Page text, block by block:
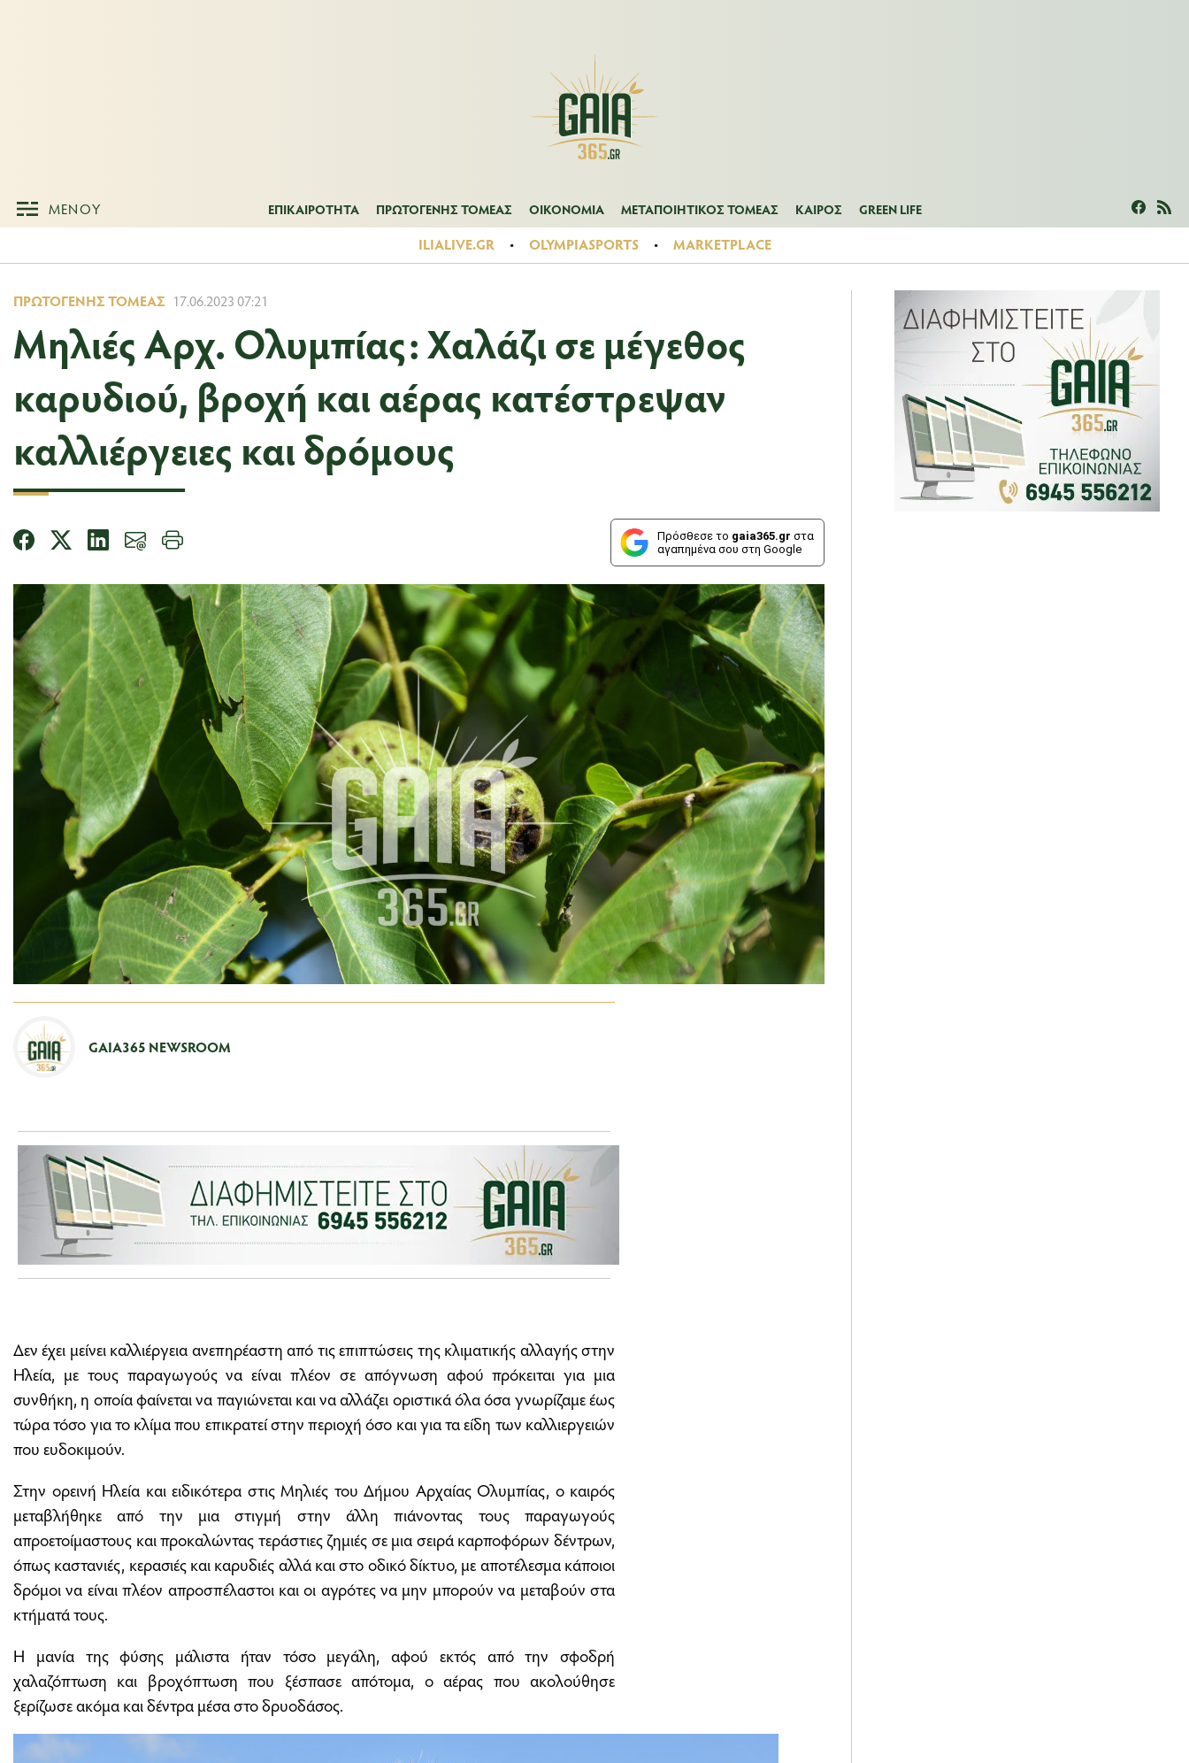
ΜΕΝΟΥ ΕΠΙΚΑΙΡΟΤΗΤΑ ΠΡΩΤΟΓΕΝΗΣ ΤΟΜΕΑΣ ΟΙΚΟΝΟΜΙΑ ΜΕΤΑΠΟΙΗΤΙΚΟΣ ΤΟΜΕΑΣ ΚΑΙΡΟΣ GREEN LIFE
ILIALIVE.GR OLYMPIASPORTS MARKETPLACE
ΠΡΩΤΟΓΕΝΉΣ ΤΟΜΈΑΣ 17.06.2023 07:21
Μηλιές Αρχ. Ολυμπίας: Χαλάζι σε μέγεθος
καρυδιού, βροχή και αέρας κατέστρεψαν
καλλιέργειες και δρόμους
Πρόσθεσε το gaia365.gr στα
αγαπημένα σου στη Google
GAIA365 NEWSROOM
Δεν έχει μείνει καλλιέργεια ανεπηρέαστη από τις επιπτώσεις της κλιματικής αλλαγής στην
Ηλεία, με τους παραγωγούς να είναι πλέον σε απόγνωση αφού πρόκειται για μια
συνθήκη, η οποία φαίνεται να παγιώνεται και να αλλάζει οριστικά όλα όσα γνωρίζαμε έως
τώρα τόσο για το κλίμα που επικρατεί στην περιοχή όσο και για τα είδη των καλλιεργειών
που ευδοκιμούν.
Στην ορεινή Ηλεία και ειδικότερα στις Μηλιές του Δήμου Αρχαίας Ολυμπίας, ο καιρός
μεταβλήθηκε από την μια στιγμή στην άλλη πιάνοντας τους παραγωγούς
απροετοίμαστους και προκαλώντας τεράστιες ζημιές σε μια σειρά καρποφόρων δέντρων,
όπως καστανιές, κερασιές και καρυδιές αλλά και στο οδικό δίκτυο, με αποτέλεσμα κάποιοι
δρόμοι να είναι πλέον απροσπέλαστοι και οι αγρότες να μην μπορούν να μεταβούν στα
κτήματά τους.
Η μανία της φύσης μάλιστα ήταν τόσο μεγάλη, αφού εκτός από την σφοδρή
χαλαζόπτωση και βροχόπτωση που ξέσπασε απότομα, ο αέρας που ακολούθησε
ξερίζωσε ακόμα και δέντρα μέσα στο δρυοδάσος.